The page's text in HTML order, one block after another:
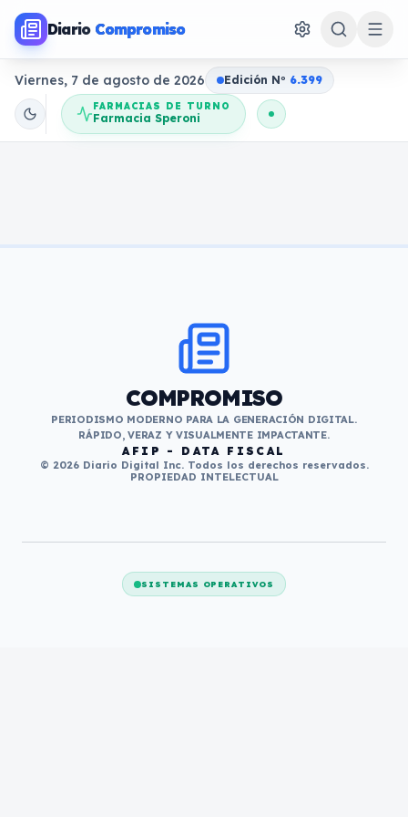
Diario Compromiso
Viernes, 7 de agosto de 2026 Edición No 6.399
FARMACIAS DE TURNO
Farmacia Speroni
COMPROMISO
PERIODISMO MODERNO PARA LA GENERACIÓN DIGITAL.
RÁPIDO, VERAZ Y VISUALMENTE IMPACTANTE.
AFIP - DATA FISCAL
© 2026 Diario Digital Inc. Todos los derechos reservados.
PROPIEDAD INTELECTUAL
SISTEMAS OPERATIVOS